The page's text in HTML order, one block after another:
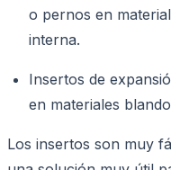
o pernos en
interna.
Insertos de
en materiales
Los insertos son muy